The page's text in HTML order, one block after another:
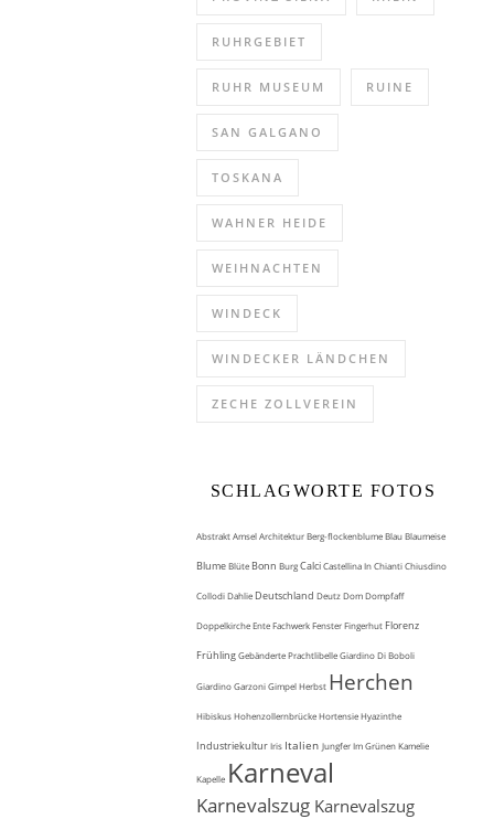
RUHRGEBIET
RUHR MUSEUM RUINE
SAN GALGANO
TOSKANA
WAHNER HEIDE
WEIHNACHTEN
WINDECK
WINDECKER LÄNDCHEN
ZECHE ZOLLVEREIN
SCHLAGWORTE FOTOS
AbstraktAmselArchitekturBerg-flockenblumeBlauBlaumeise
BlumeBlüte Bonn BurgCalciCastellina In ChiantiChiusdino
CollodiDahlie Deutschland DeutzDomDompfaff
DoppelkircheEnteFachwerkFensterFingerhut Florenz
FrühlingGebänderte PrachtlibelleGiardino Di Boboli
Giardino GarzoniGimpelHerbst Herchen
HibiskusHohenzollernbrückeHortensieHyazinthe
IndustriekulturIris Italien Jungfer Im GrünenKamelie
Kapelle Karneval
Karnevalszug Karnevalszug